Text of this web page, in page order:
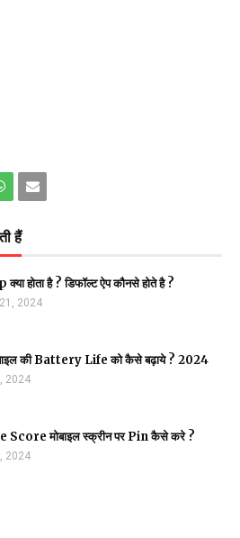
हैं
होता है ? डिफॉल्ट ऐप कौनसे होते है ?
2024
की Battery Life को कैसे बढ़ाये ? 2024
2024
मोबाइल स्क्रीन पर Pin कैसे करे ?
2024